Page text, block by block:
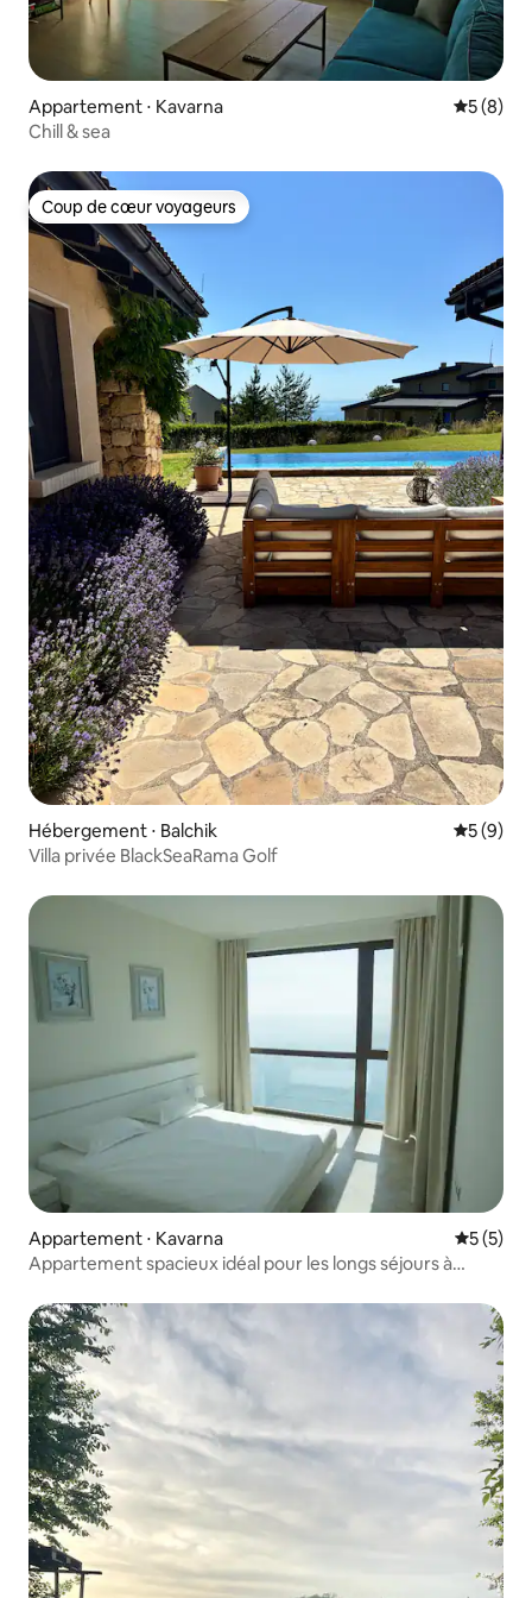
Appartement ⋅ Kavarna
5 (8)
Chill & sea
Coup de cœur voyageurs
Coup de cœur voyageurs
Hébergement ⋅ Balchik
5 (9)
Villa privée BlackSeaRama Golf
Appartement ⋅ Kavarna
5 (5)
Appartement spacieux idéal pour les longs séjours à